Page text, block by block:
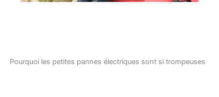
Pourquoi les petites pannes électriques sont si trompeuses